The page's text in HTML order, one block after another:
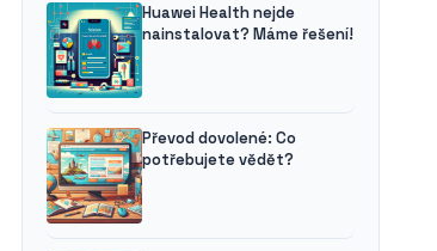
Huawei Health nejde
nainstalovat? Máme řešení!
Převod dovolené: Co
potřebujete vědět?